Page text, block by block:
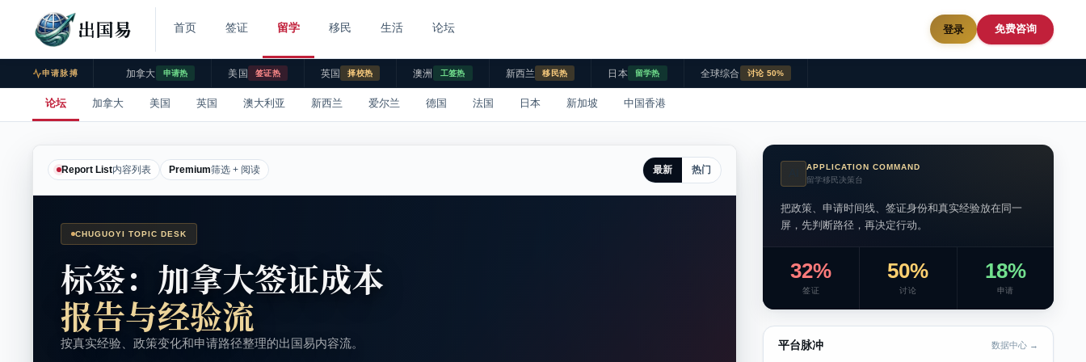
出国易 首页 签证 留学 移民 生活 论坛 登录 免费咨询
申请脉搏 加拿大 申请热 美国 签证热 英国 择校热 澳洲 工签热 新西兰 移民热 日本 留学热 全球综合 讨论 50%
论坛 加拿大 美国 英国 澳大利亚 新西兰 爱尔兰 德国 法国 日本 新加坡 中国香港
Report List内容列表 Premium筛选 + 阅读 最新 热门
CHUGUOYI TOPIC DESK
标签：加拿大签证成本
报告与经验流
按真实经验、政策变化和申请路径整理的出国易内容流。
APPLICATION COMMAND
留学移民决策台
把政策、申请时间线、签证身份和真实经验放在同一
屏，先判断路径，再决定行动。
32%
签证
50%
讨论
18%
申请
平台脉冲 数据中心 →